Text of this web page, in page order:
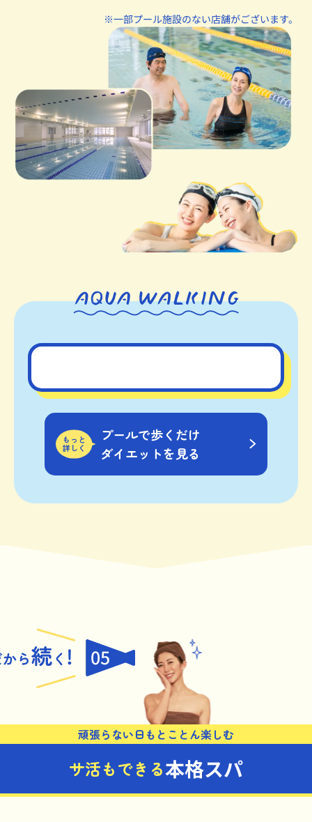
※一部プール施設のない店舗がございます。
もっと
詳しく
プールで歩くだけ
ダイエットを見る
サ活もできる本格スパ
頑張らない日もとことん楽しむ
05